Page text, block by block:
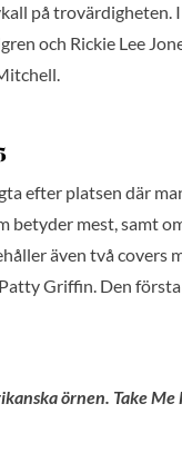
på trovärdigheten.
och Rickie Lee
efter platsen där
betyder mest, samt
även två covers
Griffin. Den första
örnen. Take Me